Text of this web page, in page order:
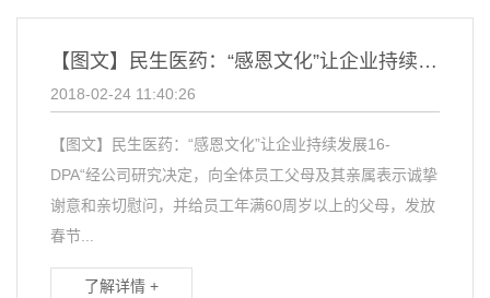
【图文】民生医药：“感恩文化”让企业持续发展
2018-02-24 11:40:26
【图文】民生医药：“感恩文化”让企业持续发展16-
DPA“经公司研究决定，向全体员工父母及其亲属表示诚挚
谢意和亲切慰问，并给员工年满60周岁以上的父母，发放
春节...
了解详情 +